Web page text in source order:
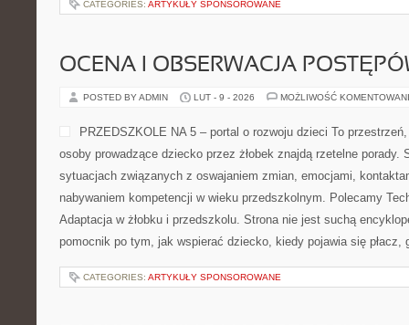
CATEGORIES: ARTYKUŁY SPONSOROWANE
OCENA I OBSERWACJA
POSTED BY ADMIN LUT - 9 - 2026 MOŻLIWOŚĆ
PRZEDSZKOLE NA 5 – portal o rozwoju dzieci To
osoby prowadzące dziecko przez żłobek znajdą rzetelne porady.
sytuacjach związanych z oswajaniem zmian, emocjami,
nabywaniem kompetencji w wieku przedszkolnym. Polecamy
Adaptacja w żłobku i przedszkolu. Strona nie jest suchą
pomocnik po tym, jak wspierać dziecko, kiedy pojawia się
CATEGORIES: ARTYKUŁY SPONSOROWANE